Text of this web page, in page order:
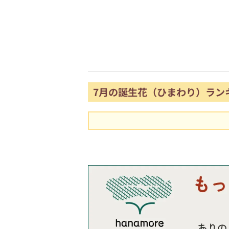
7月の誕生花（ひまわり）ラン